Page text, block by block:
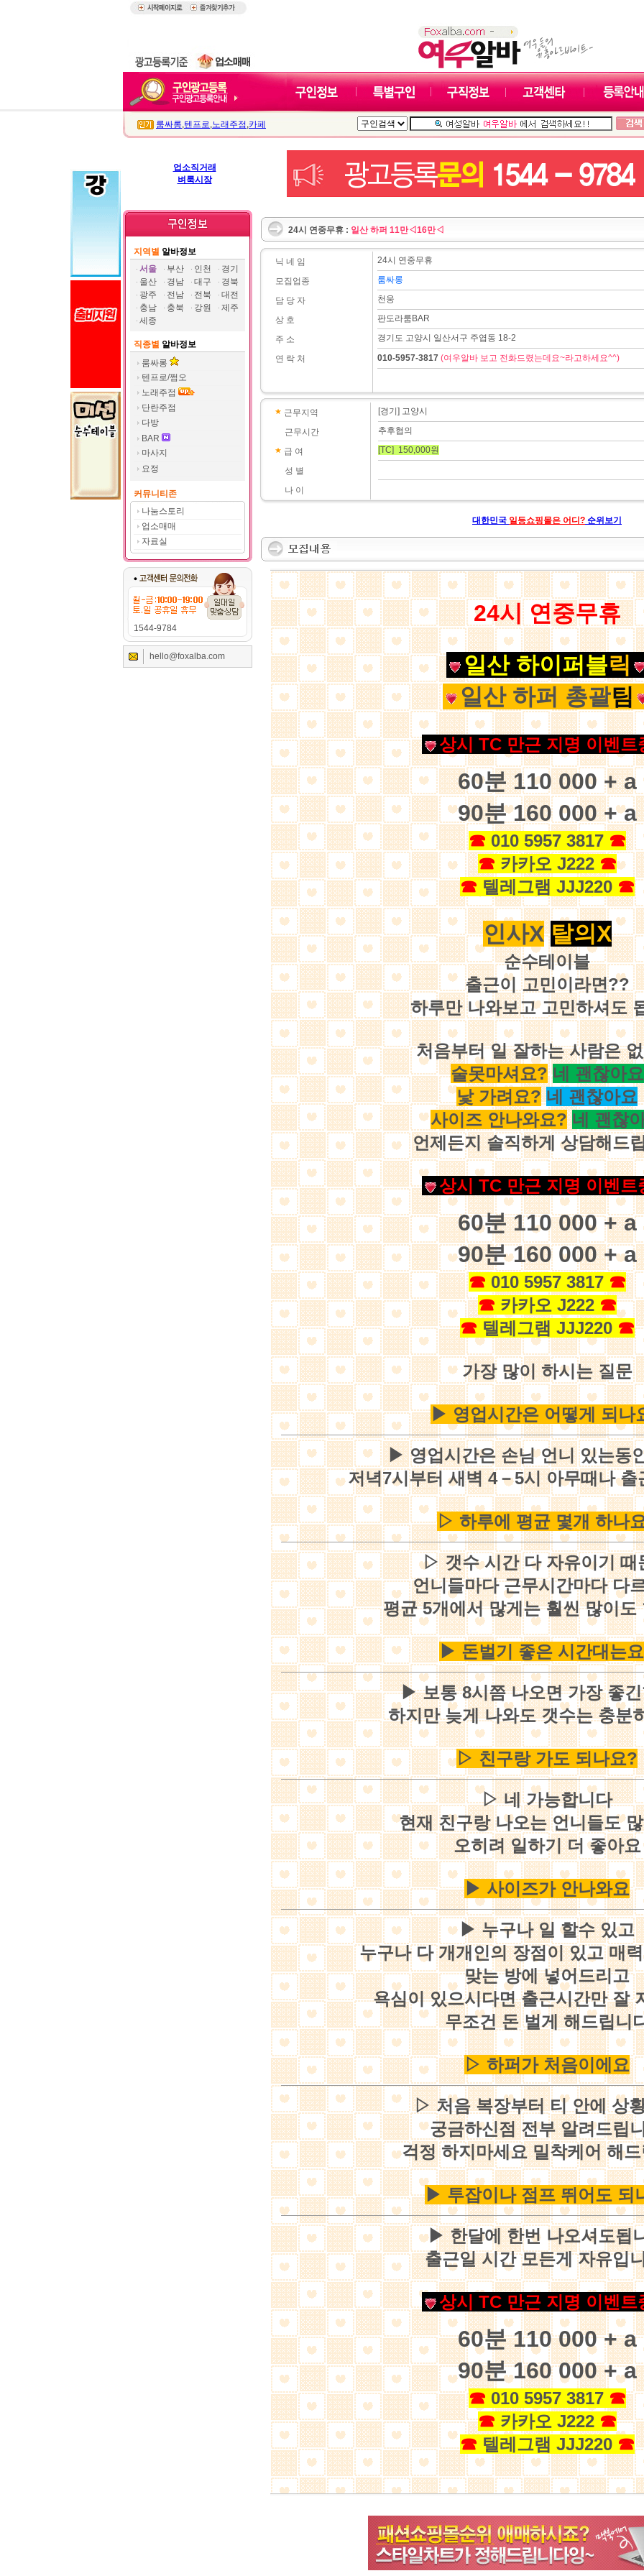
룸싸롱,텐프로,노래주점 ,카페
업소직거래
벼룩시장
지역별 알바정보
서울
부산 인천
경기
울산
경남 대구
경북
광주
전남 전북
대전
충남
충북 강원
제주
세종
직종별 알바정보
룸싸롱
텐프로/쩜오
노래주점
단란주점
다방
BAR
마사지
요정
커뮤니티존
나눔스토리
업소매매
자료실
1544-9784
hello@foxalba.com
24시 연중무휴 : 일산 하퍼 11만◁16만◁
닉 네 임
모집업종
담 당 자
상 호
주 소
연 락 처
24시 연중무휴
룸싸롱
천웅
판도라룸BAR
경기도 고양시 일산서구 주엽동 18-2
010-5957-3817 (여우알바 보고 전화드렸는데요~라고하세요^^)
근무지역
근무시간
급 여
성 별
나 이
[경기] 고양시
추후협의
[TC] 150,000원
대한민국 일등쇼핑몰은 어디? 순위보기
24시 연중무휴
일산 하이퍼블릭
일산 하퍼 총괄팀
상시 TC 만근 지명 이벤트
60분 110 000 + a
90분 160 000 + a
☎ 010 5957 3817 ☎
☎ 카카오 J222 ☎
☎ 텔레그램 JJJ220 ☎
인사X 탈의X
순수테이블
출근이 고민이라면??
하루만 나와보고 고민하셔도
처음부터 일 잘하는 사람은
술못마셔요? 네 괜찮아요
낯 가려요? 네 괜찮아요
사이즈 안나와요? 네 괜찮
언제든지 솔직하게 상담해드
상시 TC 만근 지명 이벤트
60분 110 000 + a
90분 160 000 + a
☎ 010 5957 3817 ☎
☎ 카카오 J222 ☎
☎ 텔레그램 JJJ220 ☎
가장 많이 하시는 질문
▶ 영업시간은 어떻게 되나
▶ 영업시간은 손님 언니 있는동
저녁7시부터 새벽 4－5시 아무때나 출
▷ 하루에 평균 몇개 하나
▷ 갯수 시간 다 자유이기 때
언니들마다 근무시간마다 다
평균 5개에서 많게는 훨씬 많이도
▶ 돈벌기 좋은 시간대는
▶ 보통 8시쯤 나오면 가장 좋
하지만 늦게 나와도 갯수는 충분
▷ 친구랑 가도 되나요?
▷ 네 가능합니다
현재 친구랑 나오는 언니들도
오히려 일하기 더 좋아요
▶ 사이즈가 안나와요
▶ 누구나 일 할수 있고
누구나 다 개개인의 장점이 있고 매
맞는 방에 넣어드리고
욕심이 있으시다면 출근시간만 잘
무조건 돈 벌게 해드립니
▷ 하퍼가 처음이에요
▷ 처음 복장부터 티 안에 상
궁금하신점 전부 알려드립
걱정 하지마세요 밀착케어 해
▶ 투잡이나 점프 뛰어도 되
▶ 한달에 한번 나오셔도됩
출근일 시간 모든게 자유입
상시 TC 만근 지명 이벤트
60분 110 000 + a
90분 160 000 + a
☎ 010 5957 3817 ☎
☎ 카카오 J222 ☎
☎ 텔레그램 JJJ220 ☎